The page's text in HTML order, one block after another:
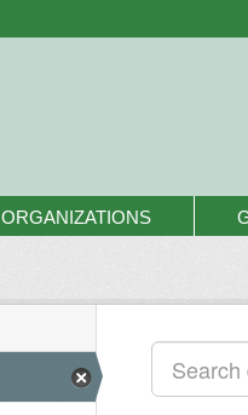
ORGANIZATIONS